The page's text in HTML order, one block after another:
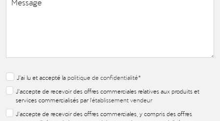
J'ai lu et accepté la politique de confidentialité*
J'accepte de recevoir des offres commerciales relatives aux produits et
services commercialisés par l'établissement vendeur
J'accepte de recevoir des offres commerciales, y compris des offres